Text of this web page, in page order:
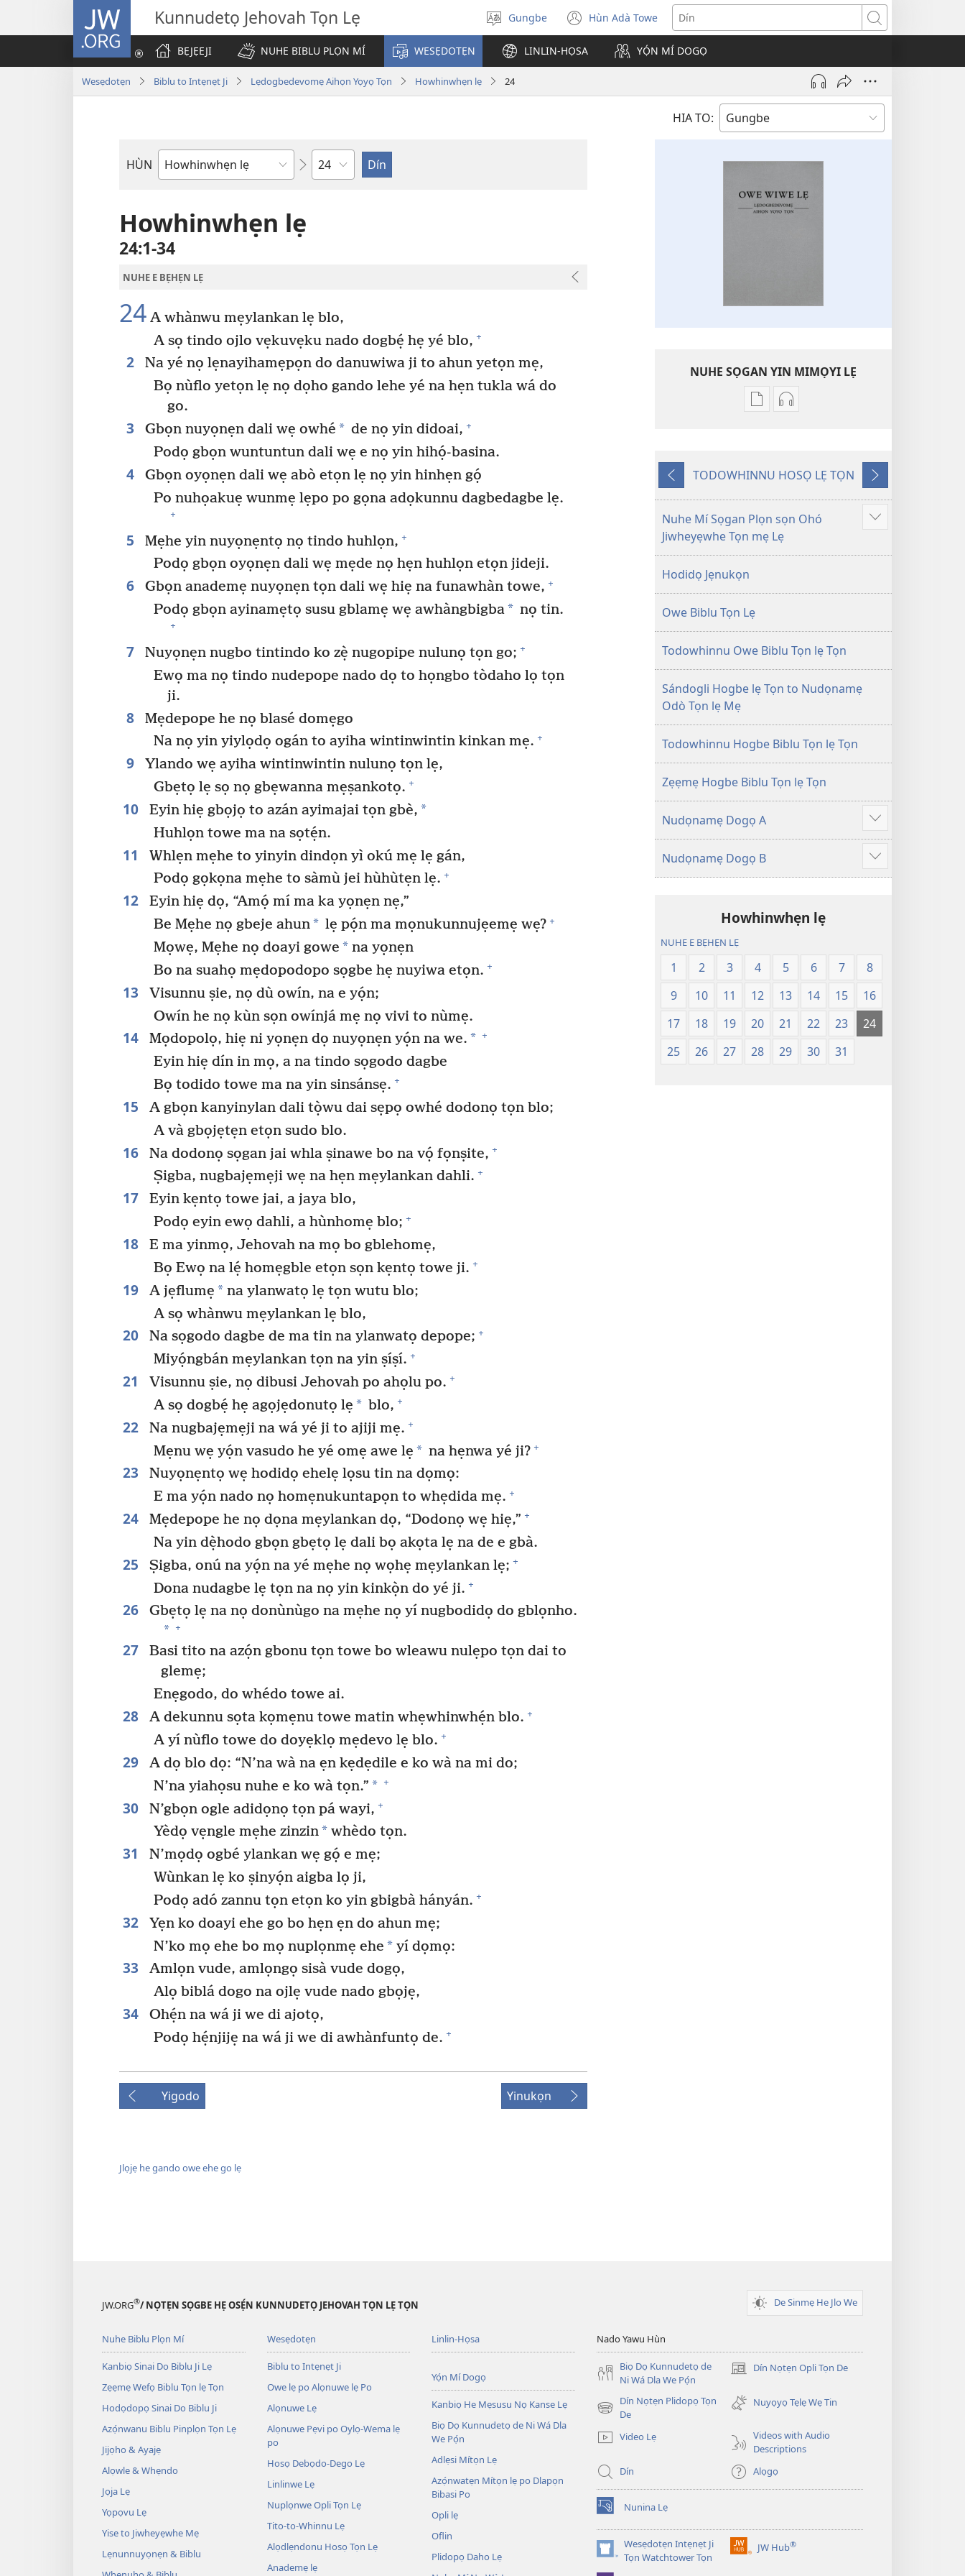
JW.ORG Kunnudetọ Jehovah Tọn Lẹ
De
ogbè
dopo
Gungbe Hùn Adà Towe
(opens
new
window)
Dín
BẸJẸEJI
NUHE BIBLU PLỌN MÍ WESẸDOTẸN LINLIN-HỌSA YỌ́N MÍ DOGỌ
Wesẹdotẹn Biblu to Intẹnẹt Ji Lẹdogbedevomẹ Aihọn Yọyọ Tọn Howhinwhẹn lẹ 24
HIA TO:
HÙN
Bible
Weta
Howhinwhẹn lẹ
24:1-34
NUHE E BẸHẸN LẸ
24 A whànwu mẹylankan lẹ blo,
A sọ tindo ojlo vẹkuvẹku nado dogbẹ́ hẹ yé blo, +
2
Na yé nọ lẹnayihamẹpọn do danuwiwa ji to ahun yetọn mẹ,
Bọ nùflo yetọn lẹ nọ dọho gando lehe yé na hẹn tukla wá do
go.
3 Gbọn nuyọnẹn dali wẹ owhé * de nọ yin didoai, +
Podọ gbọn wuntuntun dali wẹ e nọ yin hihọ́-basina.
4
Gbọn oyọnẹn dali wẹ abò etọn lẹ nọ yin hinhẹn gọ́
Po nuhọakuẹ wunmẹ lẹpo po gọna adọkunnu dagbedagbe lẹ.
+
5 Mẹhe yin nuyọnẹntọ nọ tindo huhlọn, +
Podọ gbọn oyọnẹn dali wẹ mẹde nọ hẹn huhlọn etọn jideji.
6 Gbọn anademẹ nuyọnẹn tọn dali wẹ hiẹ na funawhàn towe, +
Podọ gbọn ayinamẹtọ susu gblamẹ wẹ awhàngbigba* nọ tin.
+
7 Nuyọnẹn nugbo tintindo ko zẹ̀ nugopipe nulunọ tọn go; +
Ewọ ma nọ tindo nudepope nado dọ to họngbo tòdaho lọ tọn
ji.
8
Mẹdepope he nọ blasé domẹgo
Na nọ yin yiylọdọ ogán to ayiha wintinwintin kinkan mẹ. +
9
Ylando wẹ ayiha wintinwintin nulunọ tọn lẹ,
Gbẹtọ lẹ sọ nọ gbẹwanna mẹṣankotọ. +
10 Eyin hiẹ gbọjọ to azán ayimajai tọn gbè, *
Huhlọn towe ma na sọtẹ́n.
11
Whlẹn mẹhe to yinyin dindọn yì okú mẹ lẹ gán,
Podọ gọkọna mẹhe to sàmù jei hùhùtẹn lẹ. +
12
Eyin hiẹ dọ, “Amọ́ mí ma ka yọnẹn nẹ,”
Be Mẹhe nọ gbeje ahun* lẹ pọ́n ma mọnukunnujẹemẹ wẹ? +
Mọwẹ, Mẹhe nọ doayi gowe * na yọnẹn
Bo na suahọ mẹdopodopo sọgbe hẹ nuyiwa etọn. +
13
Visunnu ṣie, nọ dù owín, na e yọ́n;
Owín he nọ kùn sọn owínjá mẹ nọ vivi to nùmẹ.
14 Mọdopolọ, hiẹ ni yọnẹn dọ nuyọnẹn yọ́n na we. * +
Eyin hiẹ dín in mọ, a na tindo sọgodo dagbe
Bọ todido towe ma na yin sinsánsẹ. +
15
A gbọn kanyinylan dali tọ̀wu dai sẹpọ owhé dodonọ tọn blo;
A và gbọjẹtẹn etọn sudo blo.
16 Na dodonọ sọgan jai whla ṣinawe bo na vọ́ fọnṣite, +
Ṣigba, nugbajẹmẹji wẹ na hẹn mẹylankan dahli. +
17
Eyin kẹntọ towe jai, a jaya blo,
Podọ eyin ewọ dahli, a hùnhomẹ blo; +
18
E ma yinmọ, Jehovah na mọ bo gblehomẹ,
Bọ Ewọ na lẹ́ homẹgble etọn sọn kẹntọ towe ji. +
19 A jẹflumẹ *na ylanwatọ lẹ tọn wutu blo;
A sọ whànwu mẹylankan lẹ blo,
20 Na sọgodo dagbe de ma tin na ylanwatọ depope; +
Miyọ́ngbán mẹylankan tọn na yin ṣíṣí. +
21 Visunnu ṣie, nọ dibusi Jehovah po ahọlu po. +
A sọ dogbẹ́ hẹ agọjẹdonutọ lẹ * blo, +
22 Na nugbajẹmẹji na wá yé ji to ajiji mẹ. +
Mẹnu wẹ yọ́n vasudo he yé omẹ awe lẹ * na hẹnwa yé ji? +
23
Nuyọnẹntọ wẹ hodidọ ehelẹ lọsu tin na dọmọ:
E ma yọ́n nado nọ homẹnukuntapọn to whẹdida mẹ. +
24 Mẹdepope he nọ dọna mẹylankan dọ, “Dodonọ wẹ hiẹ,” +
Na yin dẹ̀hodo gbọn gbẹtọ lẹ dali bọ akọta lẹ na de e gbà.
25 Ṣigba, onú na yọ́n na yé mẹhe nọ wọhẹ mẹylankan lẹ; +
Dona nudagbe lẹ tọn na nọ yin kinkọ̀n do yé ji. +
26 Gbẹtọ lẹ na nọ donùnùgo na mẹhe nọ yí nugbodidọ do gblọnho.
* +
27
Basi tito na azọ́n gbonu tọn towe bo wleawu nulẹpo tọn dai to
glemẹ;
Enẹgodo, do whédo towe ai.
28 A dekunnu sọta kọmẹnu towe matin whẹwhinwhẹ́n blo. +
A yí nùflo towe do doyẹklọ mẹdevo lẹ blo. +
29
A dọ blo dọ: “N’na wà na ẹn kẹdẹdile e ko wà na mi do;
N’na yiahọsu nuhe e ko wà tọn.” * +
30 N’gbọn ogle adidọnọ tọn pá wayi, +
Yèdọ vẹngle mẹhe zinzin* whèdo tọn.
31
N’mọdọ ogbé ylankan wẹ gọ́ e mẹ;
Wùnkan lẹ ko ṣinyọ́n aigba lọ ji,
Podọ adó zannu tọn etọn ko yin gbigbà hányán. +
32
Yẹn ko doayi ehe go bo hẹn ẹn do ahun mẹ;
N’ko mọ ehe bo mọ nuplọnmẹ ehe * yí dọmọ:
33
Amlọn vude, amlọngọ sisà vude dogọ,
Alọ biblá dogo na ojlẹ vude nado gbọjẹ,
34
Ohẹ́n na wá ji we di ajotọ,
Podọ hẹ́njijẹ na wá ji we di awhànfuntọ de. +
Yigodo Yinukọn
Jlọjẹ he gando owe ehe go lẹ
NUHE SỌGAN YIN MIMỌYI LẸ
Lehe
yin
gbọn
Owe
Wiwe
Lẹdogbedevomẹ
Yọyọ
Tọn
(Zinjẹgbonu
2015
Tọn)
Lehe
yin
gbọn
Owe
Lẹdogbedevomẹ
Yọyọ
Tọn
(Zinjẹgbonu
2015
Yigodo
TODOWHINNU HOSỌ LẸ TỌN
Yinukọn
Nuhe Mí Sọgan Plọn sọn Ohó
Jiwheyẹwhe Tọn mẹ Lẹ
Show
Hodidọ Jẹnukọn
Owe Biblu Tọn Lẹ
Todowhinnu Owe Biblu Tọn lẹ Tọn
Sándogli Hogbe lẹ Tọn to Nudọnamẹ
Odò Tọn lẹ Mẹ
Todowhinnu Hogbe Biblu Tọn lẹ Tọn
Zẹẹmẹ Hogbe Biblu Tọn lẹ Tọn
Nudọnamẹ Dogọ A
Show
more
Nudọnamẹ Dogọ B
Show
more
Howhinwhẹn lẹ
NUHE E BẸHẸN LẸ
1 2 3 4 5 6 7
8
9
10 11 12 13 14 15
16
17
18 19 20 21 22 23
24
25
26 27 28 29 30 31
JW.ORG®/ NỌTẸN SỌGBE HẸ OSẸ́N KUNNUDETỌ JEHOVAH TỌN LẸ TỌN De Sinmẹ He Jlo We
Nuhe Biblu Plọn Mí
Kanbiọ Sinai Do Biblu Ji Lẹ
Zẹẹmẹ Wefọ Biblu Tọn lẹ Tọn
Hodọdopọ Sinai Do Biblu Ji
Azọ́nwanu Biblu Pinplọn Tọn Lẹ
Jijọho & Ayajẹ
Alọwle & Whẹndo
Jọja Lẹ
Yọpọvu Lẹ
Yise to Jiwheyẹwhe Mẹ
Lẹnunnuyọnẹn & Biblu
Wesẹdotẹn
Biblu to Intẹnẹt Ji
Owe lẹ po Alọnuwe lẹ Po
Alọnuwe Lẹ
Alọnuwe Pẹvi po Oylọ-Wema lẹ
po
Hosọ Debọdo-Dego Lẹ
Linlinwe Lẹ
Nuplọnwe Opli Tọn Lẹ
Tito-to-Whinnu Lẹ
Alọdlẹndonu Hosọ Tọn Lẹ
Anademẹ lẹ
Linlin-Họsa
Yọ́n Mí Dogọ
Kanbiọ He Mẹsusu Nọ Kanse Lẹ
Biọ Dọ Kunnudetọ de Ni Wá Dla
We Pọ́n
Adlẹsi Mítọn Lẹ
Azọ́nwatẹn Mítọn lẹ po Dlapọn
Bibasi Po
Opli lẹ
Oflin
Plidopọ Daho Lẹ
Nado Yawu Hùn
Biọ Dọ Kunnudetọ de
Ni Wá Dla We Pọ́n
Dín Nọtẹn Opli Tọn De
(opens
window)
Dín Nọtẹn Plidopọ Tọn
De
(opens
window)
Nuyọyọ Tẹlẹ Wẹ Tin
Video Lẹ
Videos with Audio
Descriptions
Dín
Alọgọ
Nunina Lẹ
(opens
new
window)Wesẹdotẹn Intẹnẹt Ji
Tọn Watchtower Tọn
(opens
new
JW Hub®
(opens